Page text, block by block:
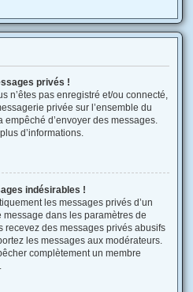
privés !
n’êtes pas enregistré et/ou connecté,
privée sur l’ensemble du
empêché d’envoyer des messages.
d’informations.
indésirables !
les messages privés d’un
dans les paramètres de
recevez des messages privés abusifs
les messages aux modérateurs.
complètement un membre